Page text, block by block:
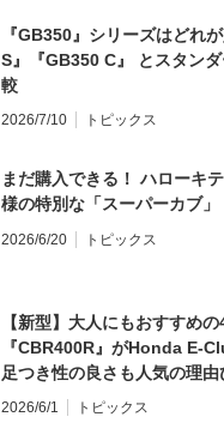
『GB350』シリーズはどれ
S』『GB350 C』 とスタン
較
2026/7/10 トピックス
まだ購入できる！ ハローキ
様の特別な「スーパーカブ」
2026/6/20 トピックス
【新型】大人にもおすすめ
『CBR400R』がHonda E-
足つき性の良さも人気の理由
2026/6/1 トピックス